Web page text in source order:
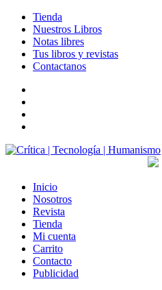
Tienda
Nuestros Libros
Notas libres
Tus libros y revistas
Contactanos
Inicio
Nosotros
Revista
Tienda
Mi cuenta
Carrito
Contacto
Publicidad